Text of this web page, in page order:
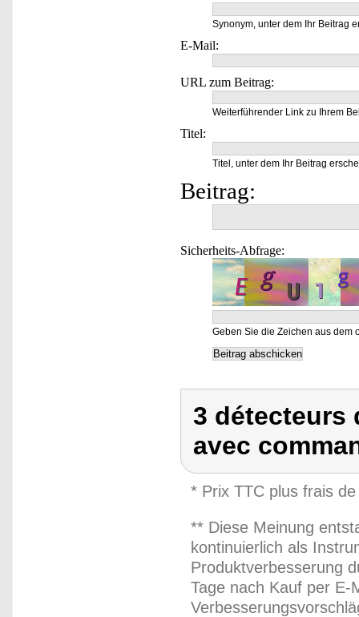
Synonym, unter dem Ihr Beitrag
E-Mail:
URL zum Beitrag:
Weiterführender Link zu Ihrem
Titel:
Titel, unter dem Ihr Beitrag
Beitrag:
Sicherheits-Abfrage:
Geben Sie die Zeichen aus dem
3 détecteurs
avec
* Prix TTC plus frais
** Diese Meinung
kontinuierlich als
Produktverbesserung
Tage nach Kauf per E-